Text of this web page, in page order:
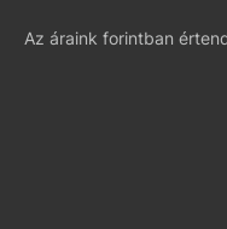
Az áraink forintban